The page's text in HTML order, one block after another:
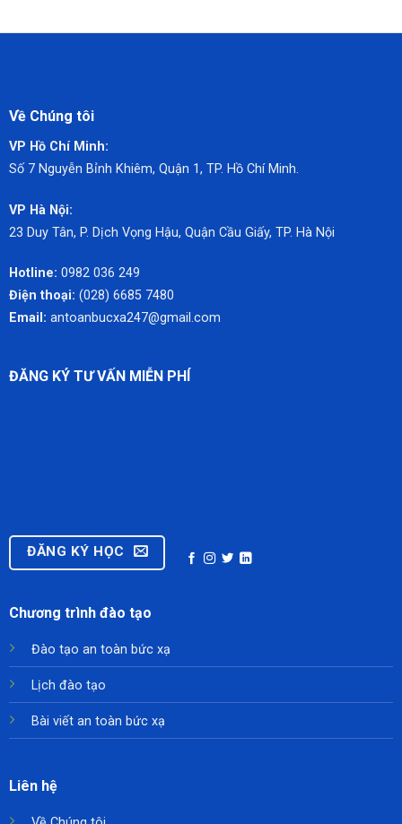
Về Chúng tôi
VP Hồ Chí Minh:
Số 7 Nguyễn Bỉnh Khiêm, Quận 1, TP. Hồ Chí Minh.
VP Hà Nội:
23 Duy Tân, P. Dịch Vọng Hậu, Quận Cầu Giấy, TP. Hà Nội
Hotline: 0982 036 249
Điện thoại: (028) 6685 7480
Email: antoanbucxa247@gmail.com
Chương trình đào tạo
Đào tạo an toàn bức xạ
Lịch đào tạo
Bài viết an toàn bức xạ
Liên hệ
ĐĂNG KÝ TƯ VẤN MIỄN PHÍ
ĐĂNG KÝ HỌC